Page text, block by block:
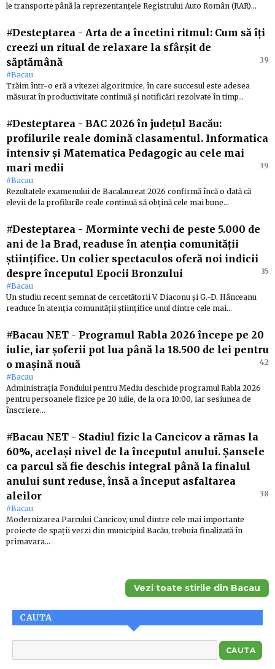
le transporte până la reprezentanțele Registrului Auto Român (RAR)…
#Desteptarea - Arta de a încetini ritmul: Cum să îți
creezi un ritual de relaxare la sfârșit de
săptămână
39
#Bacau
Trăim într-o eră a vitezei algoritmice, în care succesul este adesea
măsurat în productivitate continuă și notificări rezolvate în timp…
#Desteptarea - BAC 2026 în județul Bacău:
profilurile reale domină clasamentul. Informatica
intensiv și Matematica Pedagogic au cele mai
mari medii
39
#Bacau
Rezultatele examenului de Bacalaureat 2026 confirmă încă o dată că
elevii de la profilurile reale continuă să obțină cele mai bune…
#Desteptarea - Morminte vechi de peste 5.000 de
ani de la Brad, readuse în atenția comunității
științifice. Un colier spectaculos oferă noi indicii
despre începutul Epocii Bronzului
35
#Bacau
Un studiu recent semnat de cercetătorii V. Diaconu și G.-D. Hânceanu
readuce în atenția comunității științifice unul dintre cele mai…
#Bacau NET - Programul Rabla 2026 începe pe 20
iulie, iar șoferii pot lua până la 18.500 de lei pentru
o mașină nouă
42
#Bacau
Administrația Fondului pentru Mediu deschide programul Rabla 2026
pentru persoanele fizice pe 20 iulie, de la ora 10:00, iar sesiunea de
înscriere…
#Bacau NET - Stadiul fizic la Cancicov a rămas la
60%, același nivel de la începutul anului. Șansele
ca parcul să fie deschis integral până la finalul
anului sunt reduse, însă a început asfaltarea
aleilor
38
#Bacau
Modernizarea Parcului Cancicov, unul dintre cele mai importante
proiecte de spații verzi din municipiul Bacău, trebuia finalizată în
primavara…
Vezi toate stirile din Bacau
CAUTA